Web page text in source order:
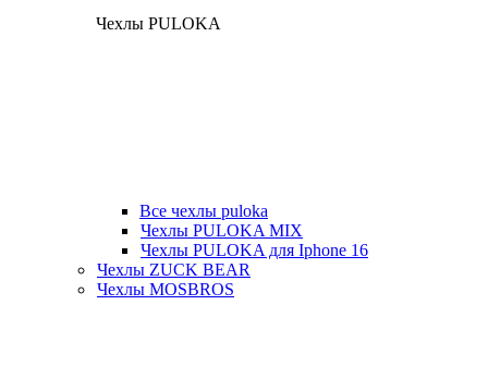
Чехлы PULOKA
Все чехлы puloka
Чехлы PULOKA MIX
Чехлы PULOKA для Iphone 16
Чехлы ZUCK BEAR
Чехлы MOSBROS